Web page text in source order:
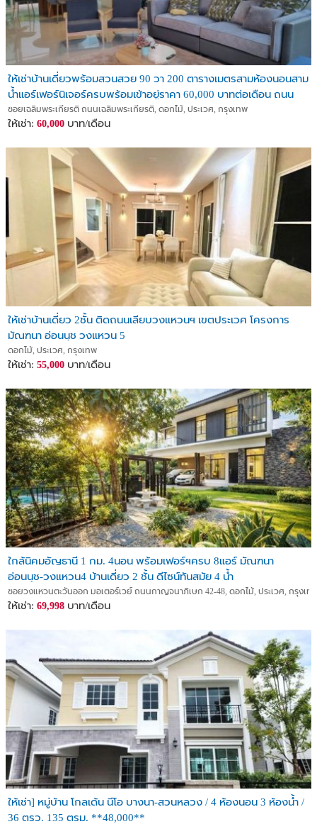
ให้เช่าบ้านเดี่ยวพร้อมสวนสวย 90 วา 200 ตารางเมตรสามห้องนอนสาม
น้ำแอร์เฟอร์นิเจอร์ครบพร้อมเข้าอยู่ราคา 60,000 บาทต่อเดือน ถนน
เฉลิมพระเกียรติ
ซอยเฉลิมพระเกียรติ ถนนเฉลิมพระเกียรติ, ดอกไม้, ประเวศ, กรุงเทพ
ให้เช่า: 60,000 บาท/เดือน
ให้เช่าบ้านเดี่ยว 2ชั้น ติดถนนเลียบวงแหวนฯ เขตประเวศ โครงการ
มัณฑนา อ่อนนุช วงแหวน 5
ดอกไม้, ประเวศ, กรุงเทพ
ให้เช่า: 55,000 บาท/เดือน
ใกล้นิคมอัญธานี 1 กม. 4นอน พร้อมเฟอร์ฯครบ 8แอร์ มัณฑนา
อ่อนนุช-วงแหวน4 บ้านเดี่ยว 2 ชั้น ดีไซน์ทันสมัย 4 น้ำ
ซอยวงแหวนตะวันออก มอเตอร์เวย์ ถนนกาญจนาภิเษก 42-48, ดอกไม้, ประเวศ, กรุงเท
ให้เช่า: 69,998 บาท/เดือน
ให้เช่า] หมู่บ้าน โกลเด้น นีโอ บางนา-สวนหลวง / 4 ห้องนอน 3 ห้องน้ำ /
36 ตรว. 135 ตรม. **48,000**